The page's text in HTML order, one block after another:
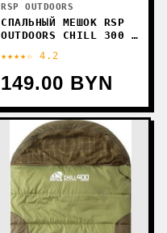
RSP OUTDOORS
СПАЛЬНЫЙ МЕШОК RSP
OUTDOORS CHILL 300 R
СПРАВА)
★★★★☆ 4.2
149.00 BYN